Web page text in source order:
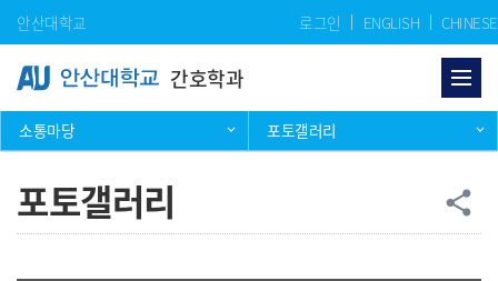
Skip Menu
안산대학교 로그인 ENGLISH CHINESE
간호학과
소통마당 포토갤러리
포토갤러리 공
share